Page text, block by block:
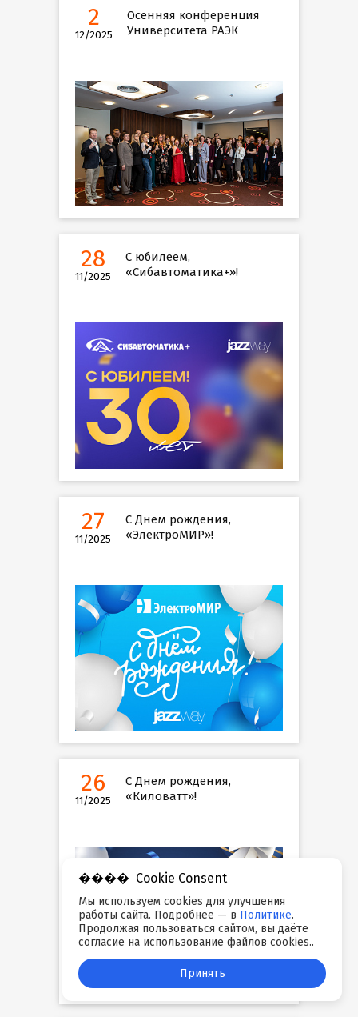
2
12/2025
Осенняя конференция
Университета РАЭК
28
11/2025
С юбилеем,
«Сибавтоматика+»!
27
11/2025
С Днем рождения,
«ЭлектроМИР»!
26
11/2025
С Днем рождения,
«Киловатт»!
Cookie Consent
Мы используем cookies для улучшения
работы сайта. Подробнее — в Политике.
Продолжая пользоваться сайтом, вы даёте
согласие на использование файлов cookies..
Принять